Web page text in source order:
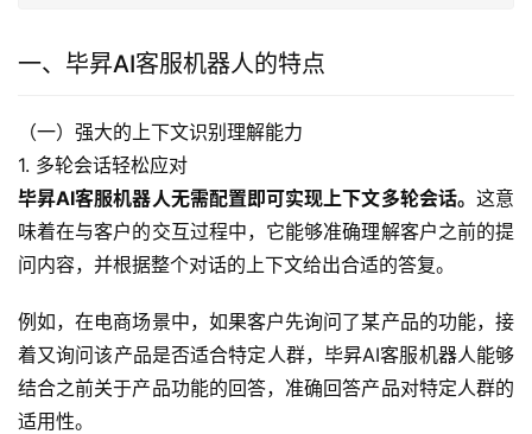
一、毕昇AI客服机器人的特点
（一）强大的上下文识别理解能力
1. 多轮会话轻松应对
毕昇AI客服机器人无需配置即可实现上下文多轮会话。 这意
味着在与客户的交互过程中，它能够准确理解客户之前的提
问内容，并根据整个对话的上下文给出合适的答复。
例如，在电商场景中，如果客户先询问了某产品的功能，接
着又询问该产品是否适合特定人群，毕昇AI客服机器人能够
结合之前关于产品功能的回答，准确回答产品对特定人群的
适用性。